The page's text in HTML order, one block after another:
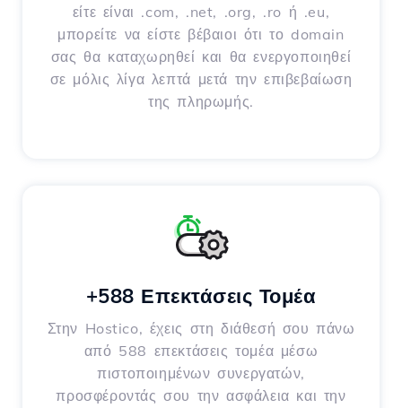
είτε είναι .com, .net, .org, .ro ή .eu,
μπορείτε να είστε βέβαιοι ότι το domain
σας θα καταχωρηθεί και θα ενεργοποιηθεί
σε μόλις λίγα λεπτά μετά την επιβεβαίωση
της πληρωμής.
+588 Επεκτάσεις Τομέα
Στην Hostico, έχεις στη διάθεσή σου πάνω
από 588 επεκτάσεις τομέα μέσω
πιστοποιημένων συνεργατών,
προσφέροντάς σου την ασφάλεια και την